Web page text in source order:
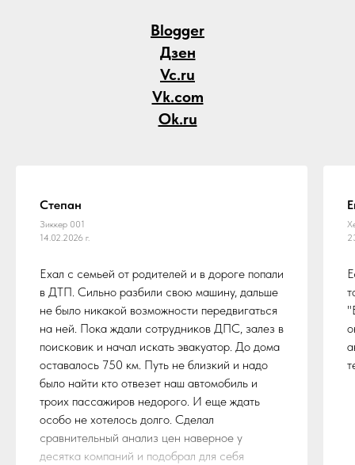
Blogger
Дзен
Vc.ru
Vk.com
Ok.ru
Степан
Зиккер 001
14.02.2026 г.
Ехал с семьей от родителей и в дороге попали
в ДТП. Сильно разбили свою машину, дальше
не было никакой возможности передвигаться
на ней. Пока ждали сотрудников ДПС, залез в
поисковик и начал искать эвакуатор. До дома
оставалось 750 км. Путь не близкий и надо
было найти кто отвезет наш автомобиль и
троих пассажиров недорого. И еще ждать
особо не хотелось долго. Сделал
сравнительный анализ цен наверное у
десятка компаний и подобрал для себя